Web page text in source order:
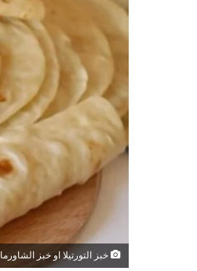
خبز التورتيلا او خبز الشاورما